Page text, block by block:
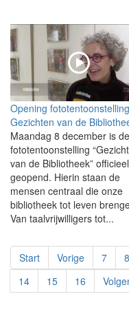
Opening fototentoonstelling
Gezichten van de
Maandag 8 december is de
fototentoonstelling
van de Bibliotheek” officieel
geopend. Hierin staan de
mensen centraal die onze
bibliotheek tot leven
Van taalvrijwilligers tot...
Start Vorige 7 8
14
15 16